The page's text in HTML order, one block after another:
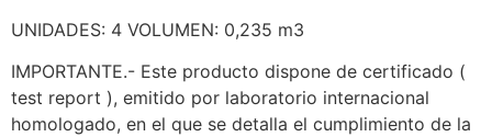
UNIDADES: 4 VOLUMEN: 0,235 m3
IMPORTANTE.- Este producto dispone de certificado (
test report ), emitido por laboratorio internacional
homologado, en el que se detalla el cumplimiento de la